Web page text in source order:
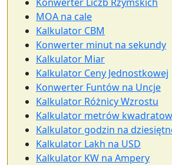
MOA na cale
Kalkulator CBM
Konwerter minut na sekundy
Kalkulator Miar
Kalkulator Ceny Jednostkowej
Konwerter Funtów na Uncje
Kalkulator Różnicy Wzrostu
Kalkulator metrów
Kalkulator godzin na
Kalkulator Lakh na USD
Kalkulator KW na Ampery